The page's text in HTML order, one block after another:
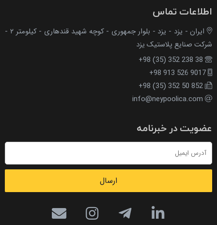
اطلاعات تماس
ایران - یزد - یزد - بلوار جمهوری - کوچه شهید قندهاری - کیلومتر ۲ -
شرکت صنایع پلاستیک یزد
+98 (35) 352 238 38
+98 913 526 9017
+98 (35) 352 50 852
info@neypoolica.com
عضویت در خبرنامه
ارسال